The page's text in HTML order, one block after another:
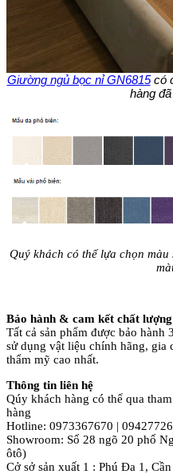
Giường ngủ bọc nỉ GN6815có
hàng
Quý khách có thể lựa chọn
Bảo hành & cam kết chất lượng
Tất cả sản phẩm được bảo
sử dụng vật liệu chính hãng, gia
thẩm mỹ cao nhất.
Thông tin liên hệ
Qúy khách hàng có thể qua
hàng
Hotline: 0973367670 |
Showroom: Số 28 ngõ 20 phố
ôtô)
Cở sở sản xuất 1 : Phú Đa 1,